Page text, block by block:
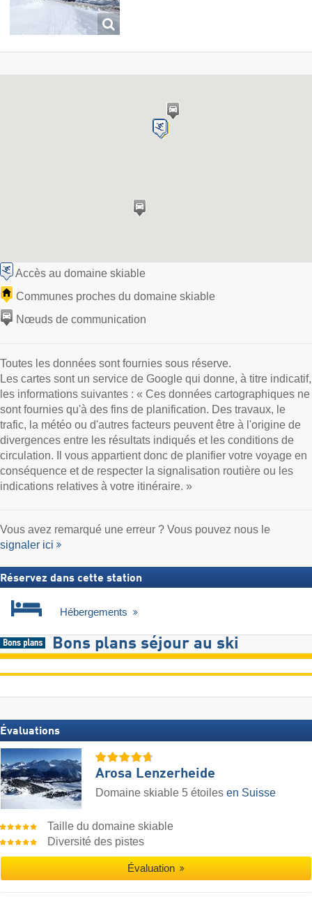
Accès au domaine skiable
Communes proches du domaine skiable
Nœuds de communication
Toutes les données sont fournies sous réserve.
Les cartes sont un service de Google qui donne, à titre indicatif,
les informations suivantes : « Ces données cartographiques ne
sont fournies qu'à des fins de planification. Des travaux, le
trafic, la météo ou d'autres facteurs peuvent être à l'origine de
divergences entre les résultats indiqués et les conditions de
circulation. Il vous appartient donc de planifier votre voyage en
conséquence et de respecter la signalisation routière ou les
indications relatives à votre itinéraire. »
Vous avez remarqué une erreur ? Vous pouvez nous le
signaler ici
Réservez dans cette station
Hébergements
Bons plans séjour au ski
Évaluations
Arosa Lenzerheide
Domaine skiable 5 étoiles en Suisse
Taille du domaine skiable
Diversité des pistes
Évaluation